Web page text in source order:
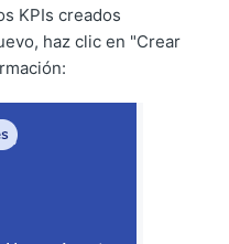
KPIs creados
haz clic en "Crear